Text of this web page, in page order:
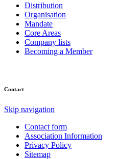
Distribution
Organisation
Mandate
Core Areas
Company lists
Becoming a Member
Contact
Skip navigation
Contact form
Association Information
Privacy Policy
Sitemap